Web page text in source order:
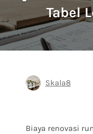
Tabel
Skala8
Biaya renovasi